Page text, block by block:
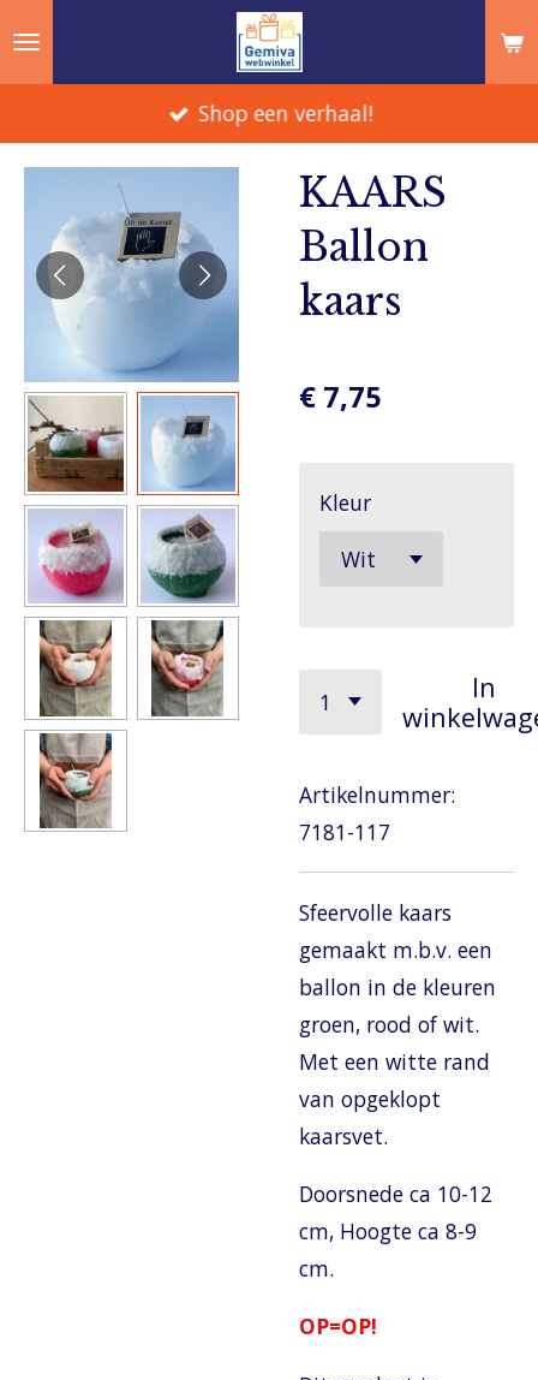
Ga
de
hoofdinhoud
Shop een verhaal!
KAARS
Ballon
kaars
€ 7,75
Kleur
In
Artikelnummer:
7181-117
Sfeervolle kaars
gemaakt m.b.v. een
ballon in de kleuren
groen, rood of wit.
Met een witte rand
van opgeklopt
kaarsvet.
Doorsnede ca 10-12
cm, Hoogte ca 8-9
cm.
OP=OP!